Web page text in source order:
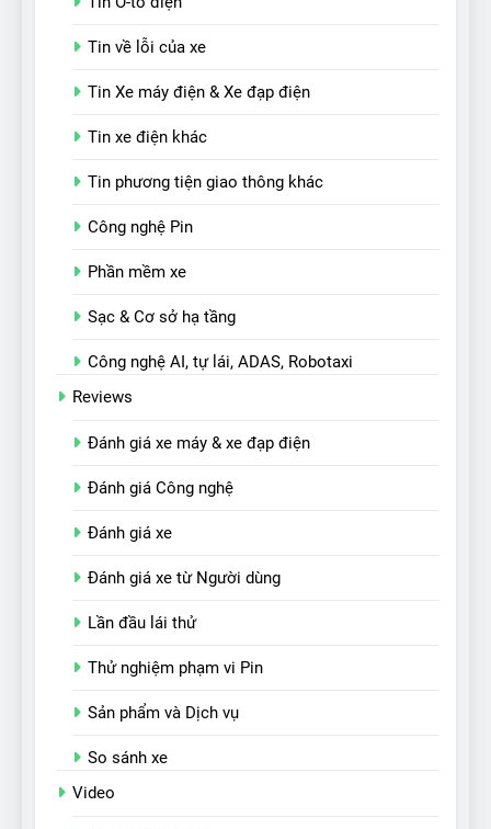
Tin về lỗi của xe
Tin Xe máy điện & Xe đạp điện
Tin xe điện khác
Tin phương tiện giao thông khác
Công nghệ Pin
Phần mềm xe
Sạc & Cơ sở hạ tầng
Công nghệ AI, tự lái, ADAS, Robotaxi
Reviews
Đánh giá xe máy & xe đạp điện
Đánh giá Công nghệ
Đánh giá xe
Đánh giá xe từ Người dùng
Lần đầu lái thử
Thử nghiệm phạm vi Pin
Sản phẩm và Dịch vụ
So sánh xe
Video